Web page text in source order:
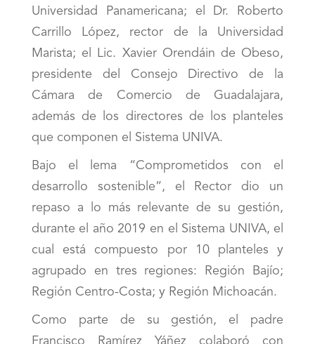
Universidad Panamericana; el Dr. Roberto
Carrillo López, rector de la Universidad
Marista; el Lic. Xavier Orendáin de Obeso,
presidente del Consejo Directivo de la
Cámara de Comercio de Guadalajara,
además de los directores de los planteles
que componen el Sistema UNIVA.
Bajo el lema “Comprometidos con el
desarrollo sostenible”, el Rector dio un
repaso a lo más relevante de su gestión,
durante el año 2019 en el Sistema UNIVA, el
cual está compuesto por 10 planteles y
agrupado en tres regiones: Región Bajío;
Región Centro-Costa; y Región Michoacán.
Como parte de su gestión, el padre
Francisco Ramírez Yáñez colaboró con